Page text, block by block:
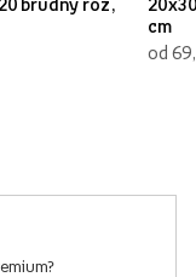
brudny róż,
cm
od